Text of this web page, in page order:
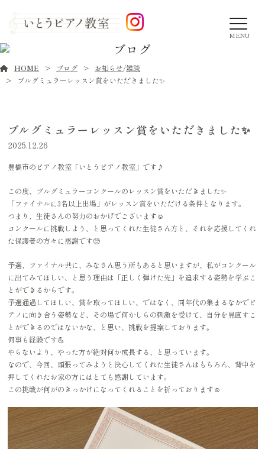
MENU
ブログ
HOME ブログ お知らせ/雑談
ブルグミュラーレッスン賞をいただきました✨
ブルグミュラーレッスン賞をいただきました✨
2025.12.26
豊橋市のピアノ教室「いとうピアノ教室」です♪
この度、ブルグミュラーコンクールのレッスン賞をいただきました✨
「ファイナルに3名以上出場」がレッスン賞をいただける条件となります。
つまり、生徒さんの努力のおかげでございます☺️
コンクールに挑戦しよう、と思ってくれた生徒さん方と、それを応援してくれ
た保護者の方々に感謝です🥺
予選、ファイナル共に、みなさん思う所もあると思いますが、私がコンクール
に出てみてほしい、と思う理由は「正しく弾けた先」を追求する姿勢を学ぶこ
とができるからです。
予選通過してほしい、賞を取ってほしい、ではなく、同年代の集まるなかでピ
アノに向き合う姿勢など、その場で何かしらの刺激を受けて、自分を見直すこ
とができるのではないかな、と思い、挑戦を提案しております。
何事も経験です💪
やらないより、やった方が絶対何か成長する、と思っています。
なので、今回、頑張ってみようと決心してくれた生徒さんはもちろん、背中を
押してくれたお家の方にはとても感謝しています。
この挑戦が何がのきっかけになってくれることを祈っております☺️